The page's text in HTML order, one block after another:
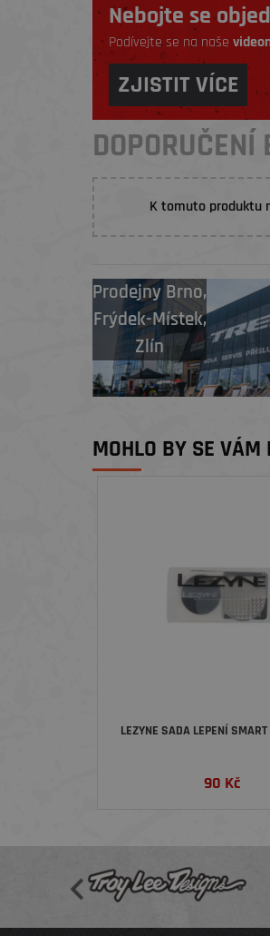
Nebojte se
Podívejte se na naše
ZJISTIT VÍCE
DOPORUČENÍ
K tomuto produktu
ProdejnyBrno,
Frýdek-Místek,
Zlín
MOHLO BY SE VÁM
LEZYNE SADA LEPENÍ
90 Kč